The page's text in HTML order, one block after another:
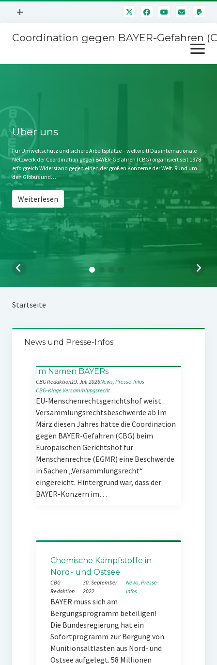
Menü
+
Mitmachen
Kontakt
Impressum
Störfälle
Coordination gegen BAYER-Gefahren
Menü
öffnen
Stichwort BAYER
Jahrestagung
SPENDEN
Über uns
Für Umweltschutz und sichere Arbeitsplätze – weltweit! Das internationale
Netzwerk der Coordination gegen BAYER-Gefahren (CBG) organisiert seit 1978
erfolgreich Widerstand gegen einen der großen Konzerne der Welt. Rund um
den Globus und…
Weiterlesen
Startseite
News und Presse-Infos
Im Namen BAYERs
CBG Redaktion19. Juli 2026News, Presse-Infos
CBG-Klage Versammlungsrecht
EU-Menschenrechtsgerichtshof weist
Versammlungsrechtsbeschwerde ab Im
März diesen Jahres hatte die Coordination
gegen BAYER-Gefahren (CBG) beim
Europäischen Gerichtshof für
Menschenrechte (EGMR) eine Beschwerde
in Sachen „Versammlungsrecht“
eingereicht. Hintergrund war, dass der
BAYER-Konzern im…
Chemische Kampfstoffe in
Nord- und Ostsee
CBG
Redaktion
30. September
2022
News, Presse-
Infos
BAYER muss sich am
Bergungsprogramm beteiligen!
Die Bundesregierung hat ein
Sofortprogramm zur Bergung von
Munitionsaltlasten aus Nord- und
Ostsee aufgelegt. 58 Millionen